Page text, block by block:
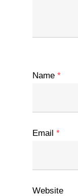
Name *
Email *
Website